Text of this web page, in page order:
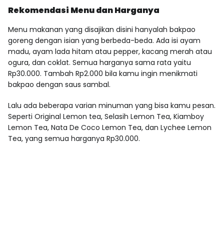
Rekomendasi Menu dan Harganya
Menu makanan yang disajikan disini hanyalah bakpao
goreng dengan isian yang berbeda-beda. Ada isi ayam
madu, ayam lada hitam atau pepper, kacang merah atau
ogura, dan coklat. Semua harganya sama rata yaitu
Rp30.000. Tambah Rp2.000 bila kamu ingin menikmati
bakpao dengan saus sambal.
Lalu ada beberapa varian minuman yang bisa kamu pesan.
Seperti Original Lemon tea, Selasih Lemon Tea, Kiamboy
Lemon Tea, Nata De Coco Lemon Tea, dan Lychee Lemon
Tea, yang semua harganya Rp30.000.